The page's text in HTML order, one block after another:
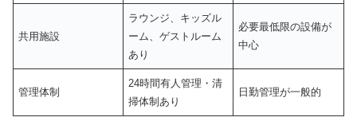
共用施設
ラウンジ、キッズル
ーム、ゲストルーム
あり
必要最低限の設備が
中心
管理体制
24時間有人管理・清
掃体制あり
日勤管理が一般的